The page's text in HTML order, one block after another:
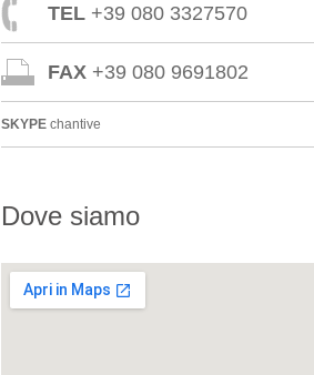
TEL +39 080 3327570
FAX +39 080 9691802
SKYPE chantive
Dove siamo